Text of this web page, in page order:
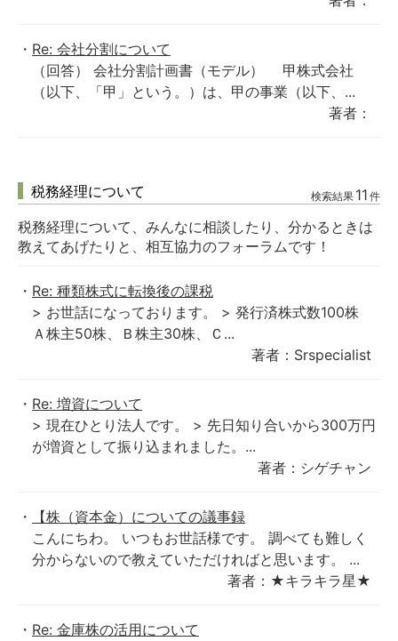
Re: 会社分割について
（回答） 会社分割計画書（モデル） 甲株式会社
（以下、「甲」という。）は、甲の事業（以下、...
著者：
税務経理について 検索結果 11 件
税務経理について、みんなに相談したり、分かるときは
教えてあげたりと、相互協力のフォーラムです！
Re: 種類株式に転換後の課税
> お世話になっております。 > 発行済株式数100株
Ａ株主50株、Ｂ株主30株、Ｃ...
著者：Srspecialist
Re: 増資について
> 現在ひとり法人です。 > 先日知り合いから300万円
が増資として振り込まれました。...
著者：シゲチャン
【株（資本金）についての議事録
こんにちわ。 いつもお世話様です。 調べても難しく
分からないので教えていただければと思います。 ...
著者：★キラキラ星★
Re: 金庫株の活用について